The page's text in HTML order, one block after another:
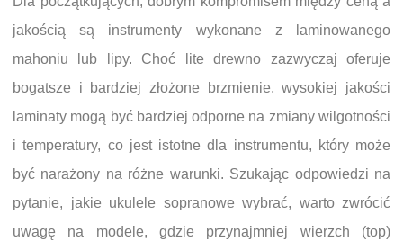
jakością są instrumenty wykonane z laminowanego
mahoniu lub lipy. Choć lite drewno zazwyczaj oferuje
bogatsze i bardziej złożone brzmienie, wysokiej jakości
laminaty mogą być bardziej odporne na zmiany wilgotności
i temperatury, co jest istotne dla instrumentu, który może
być narażony na różne warunki. Szukając odpowiedzi na
pytanie, jakie ukulele sopranowe wybrać, warto zwrócić
uwagę na modele, gdzie przynajmniej wierzch (top)